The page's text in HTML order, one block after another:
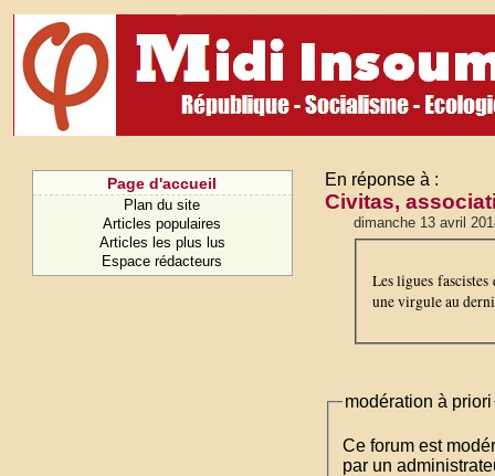
Page d'accueil
Plan du site
Articles populaires
Articles les plus lus
Espace rédacteurs
En réponse à :
Civitas,
dimanche 13 avril
Les ligues
une virgule au
modération à priori
Ce forum est
par un